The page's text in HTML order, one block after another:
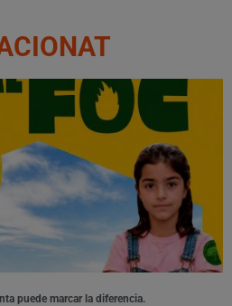
puede marcar la diferencia.